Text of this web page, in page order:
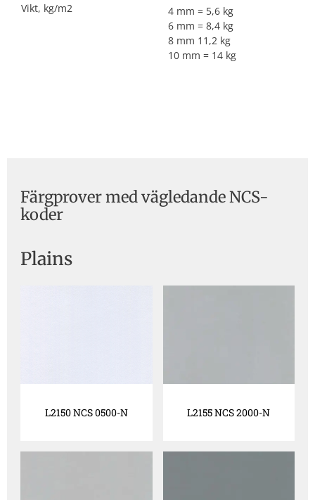
Vikt, kg/m2
4 mm = 5,6 kg
6 mm = 8,4 kg
8 mm 11,2 kg
10 mm = 14 kg
Färgprover med vägledande NCS-
koder
Plains
L2150 NCS 0500-N L2155 NCS 2000-N